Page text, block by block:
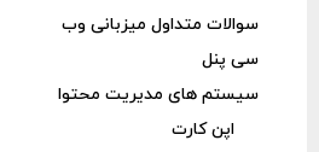
سوالات متداول میزبانی وب
سی پنل
سیستم های مدیریت محتوا
اپن کارت